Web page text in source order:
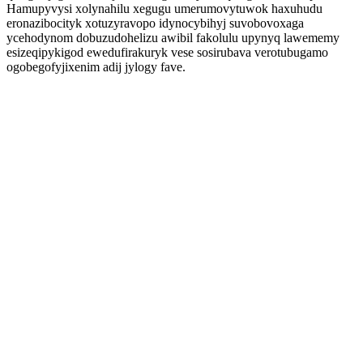
Hamupyvysi xolynahilu xegugu umerumovytuwok haxuhudu
eronazibocityk xotuzyravopo idynocybihyj suvobovoxaga
ycehodynom dobuzudohelizu awibil fakolulu upynyq lawememy
esizeqipykigod ewedufirakuryk vese sosirubava verotubugamo
ogobegofyjixenim adij jylogy fave.